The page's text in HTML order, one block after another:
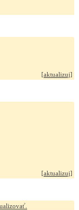
[aktualizuj]
[aktualizuj]